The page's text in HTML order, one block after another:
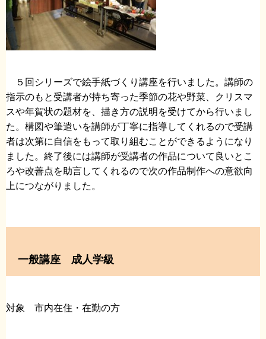
５回シリーズで絵手紙づくり講座を行いました。講師の
指示のもと受講者が持ち寄った季節の花や野菜、クリスマ
スや年賀状の題材を、描き方の説明を受けてから行いまし
た。構図や筆遣いを講師が丁寧に指導してくれるので受講
者は次第に自信をもって取り組むことができるようになり
ました。終了後には講師が受講者の作品について良いとこ
ろや改善点を助言してくれるので次の作品制作への意欲向
上につながりました。
一般講座 成人学級
対象 市内在住・在勤の方